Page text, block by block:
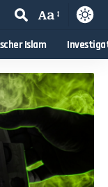
Aa
Islam